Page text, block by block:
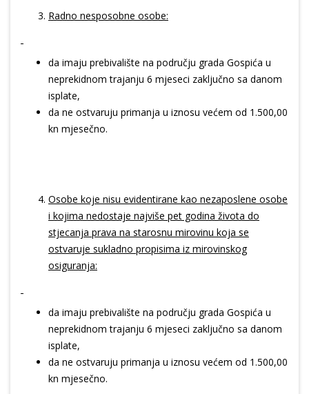
Radno nesposobne osobe:
da imaju prebivalište na području grada Gospića u
neprekidnom trajanju 6 mjeseci zaključno sa danom
isplate,
da ne ostvaruju primanja u iznosu većem od 1.500,00
kn mjesečno.
Osobe koje nisu evidentirane kao nezaposlene osobe
i kojima nedostaje najviše pet godina života do
stjecanja prava na starosnu mirovinu koja se
ostvaruje sukladno propisima iz mirovinskog
osiguranja:
da imaju prebivalište na području grada Gospića u
neprekidnom trajanju 6 mjeseci zaključno sa danom
isplate,
da ne ostvaruju primanja u iznosu većem od 1.500,00
kn mjesečno.